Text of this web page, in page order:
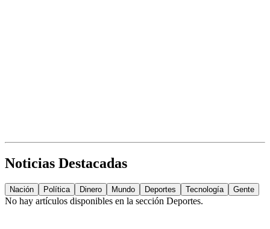
Noticias Destacadas
Nación Política Dinero Mundo Deportes Tecnología Gente
No hay artículos disponibles en la sección Deportes.